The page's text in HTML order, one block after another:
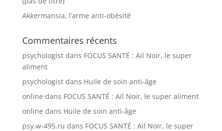
Akkermansia, l’arme anti-obésité
Commentaires récents
psychologistdans FOCUS SANTÉ : Ail Noir, le super
aliment
psychologistdans Huile de soin anti-âge
online dans FOCUS SANTÉ : Ail Noir, le super aliment
online dans Huile de soin anti-âge
psy.w-495.ru dans FOCUS SANTÉ : Ail Noir, le super